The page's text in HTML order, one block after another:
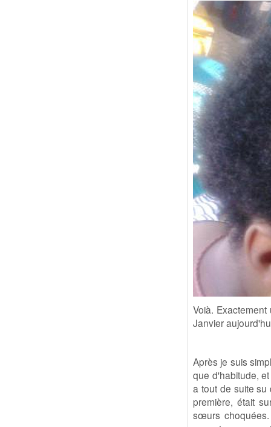
Voià.
Janvier
Après je suis
que d'habitude,
a tout de suite
première, était
sœurs